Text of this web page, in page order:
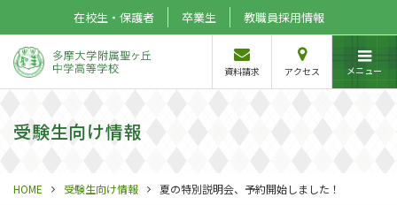
在校生・保護者 卒業生 教職員採用情報
資料請求 アクセス メニュー
受験生向け情報
HOME 受験生向け情報 夏の特別説明会、予約開始しました！